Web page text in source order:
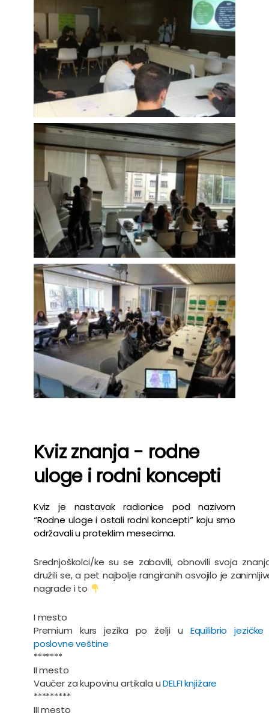
Kviz znanja - rodne
uloge i rodni koncepti
Kviz je nastavak radionice pod nazivom
“Rodne uloge i ostali rodni koncepti” koju smo
održavali u proteklim mesecima.
Srednjoškolci/ke su se zabavili, obnovili svoja
družili se, a pet najbolje rangiranih osvojilo je
nagrade i to
I mesto
Premium kurs jezika po želji u Equilibrio
poslovne veštine
*******
II mesto
Vaučer za kupovinu artikala uDELFI knjižare
*********
III mesto